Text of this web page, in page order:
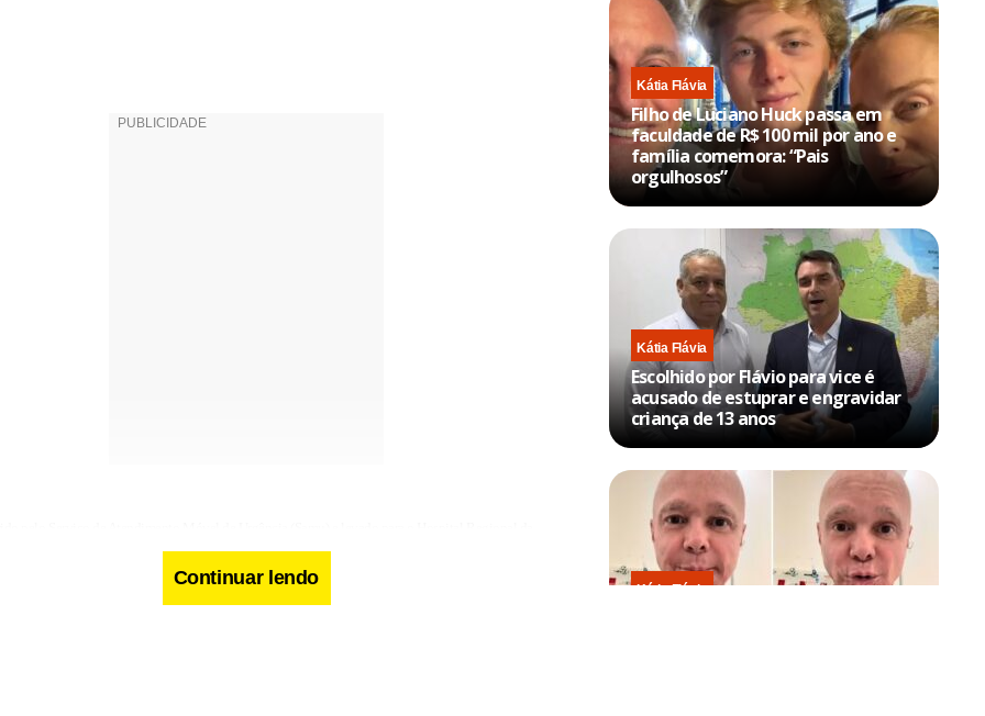
da Ceilândia, onde foi medicado e em seguida liberado.
Continuar lendo
Kátia Flávia
Filho de Luciano Huck passa em
faculdade de R$ 100 mil por ano e
família comemora: “Pais
orgulhosos”
Kátia Flávia
Escolhido por Flávio para vice é
acusado de estuprar e engravidar
criança de 13 anos
Kátia Flávia